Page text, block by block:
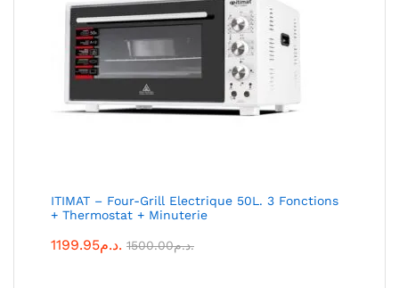
ITIMAT – Four-Grill Electrique 50L. 3 Fonctions
+ Thermostat + Minuterie
1199.95 د.م. 1500.00 د.م.